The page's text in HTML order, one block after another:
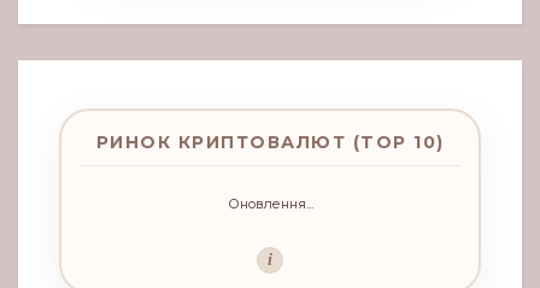
РИНОК КРИПТОВАЛЮТ (TOP 10)
Оновлення...
i